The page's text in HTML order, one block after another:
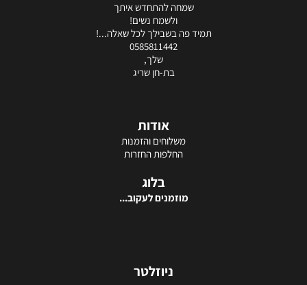
שמחה להתחדש איתך
ולשמח נשים!
תמיד פה בשבילך לכל שאלה...!
0585811442
שלך,
בת-חן שריג
אודות
משלוחים והזמנות
החלפות החזרות
בלוג
מוזמנים לעקוב...
ניוזלטר